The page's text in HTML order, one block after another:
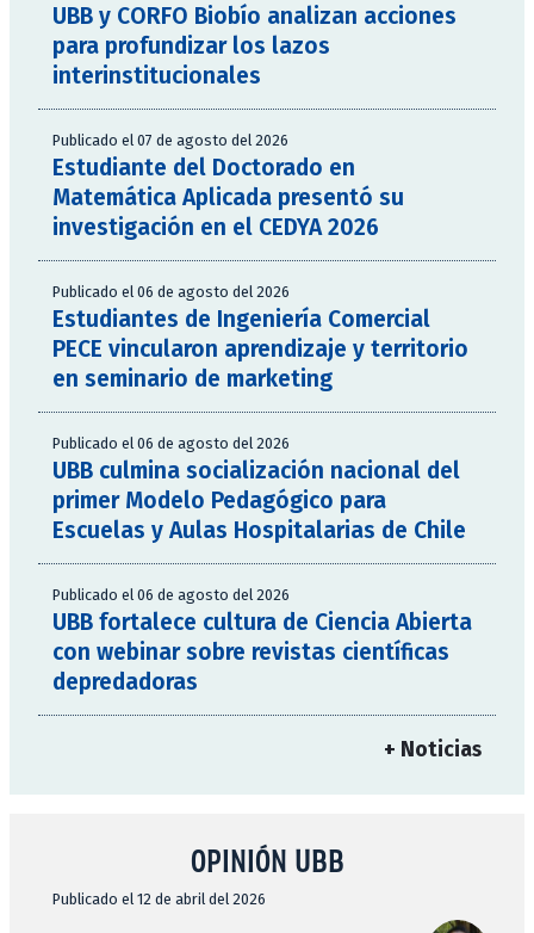
UBB y CORFO Biobío analizan acciones
para profundizar los lazos
interinstitucionales
Publicado el 07 de agosto del 2026
Estudiante del Doctorado en
Matemática Aplicada presentó su
investigación en el CEDYA 2026
Publicado el 06 de agosto del 2026
Estudiantes de Ingeniería Comercial
PECE vincularon aprendizaje y territorio
en seminario de marketing
Publicado el 06 de agosto del 2026
UBB culmina socialización nacional del
primer Modelo Pedagógico para
Escuelas y Aulas Hospitalarias de Chile
Publicado el 06 de agosto del 2026
UBB fortalece cultura de Ciencia Abierta
con webinar sobre revistas científicas
depredadoras
+ Noticias
OPINIÓN UBB
Publicado el 12 de abril del 2026